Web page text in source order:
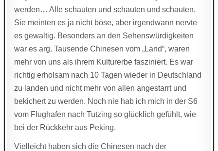
werden… Alle schauten und schauten und schauten.
Sie meinten es ja nicht böse, aber irgendwann nervte
es gewaltig. Besonders an den Sehenswürdigkeiten
war es arg. Tausende Chinesen vom „Land“, waren
mehr von uns als ihrem Kulturerbe fasziniert. Es war
richtig erholsam nach 10 Tagen wieder in Deutschland
zu landen und nicht mehr von allen angestarrt und
bekichert zu werden. Noch nie hab ich mich in der S6
vom Flughafen nach Tutzing so glücklich gefühlt, wie
bei der Rückkehr aus Peking.
Vielleicht haben sich die Chinesen nach der